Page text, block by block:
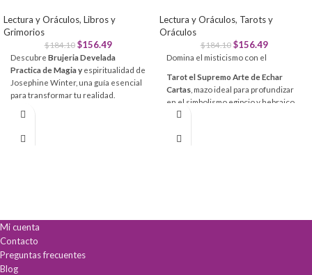
Lectura y Oráculos, Libros y
Grimorios
$184.10 $156.49
Descubre Brujeria Develada
Practica de Magia y espiritualidad de
Josephine Winter, una guía esencial
para transformar tu realidad.
través de rituales modernos y
para la mente, el cuerpo y el alma.
Desarrolla tu
espiritual
Lectura y Oráculos, Tarots y
Oráculos
$184.10 $156.49
Domina el misticismo con el
Tarot el Supremo Arte de Echar
Cartas , mazo ideal para profundizar
en el simbolismo egipcio y hebraico
de forma sencilla.
Lectura fácil:
electrónico para perfeccionar tu
Mi cuenta
Contacto
Preguntas frecuentes
Blog